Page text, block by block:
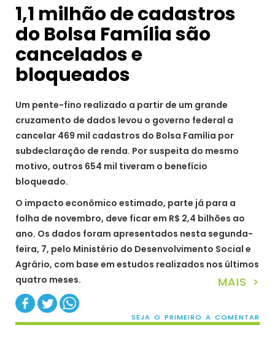
1,1 milhão de cadastros
do Bolsa Família são
cancelados e
bloqueados
Um pente-fino realizado a partir de um grande
cruzamento de dados levou o governo federal a
cancelar 469 mil cadastros do Bolsa Família por
subdeclaração de renda. Por suspeita do mesmo
motivo, outros 654 mil tiveram o benefício
bloqueado.
O impacto econômico estimado, parte já para a
folha de novembro, deve ficar em R$ 2,4 bilhões ao
ano. Os dados foram apresentados nesta segunda-
feira, 7, pelo Ministério do Desenvolvimento Social e
Agrário, com base em estudos realizados nos últimos
quatro meses.
MAIS >
SEJA O PRIMEIRO A COMENTAR